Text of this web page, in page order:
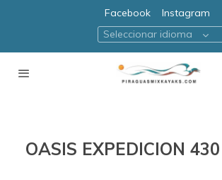
Facebook
Instagram
Seleccionar idioma
OASIS EXPEDICION